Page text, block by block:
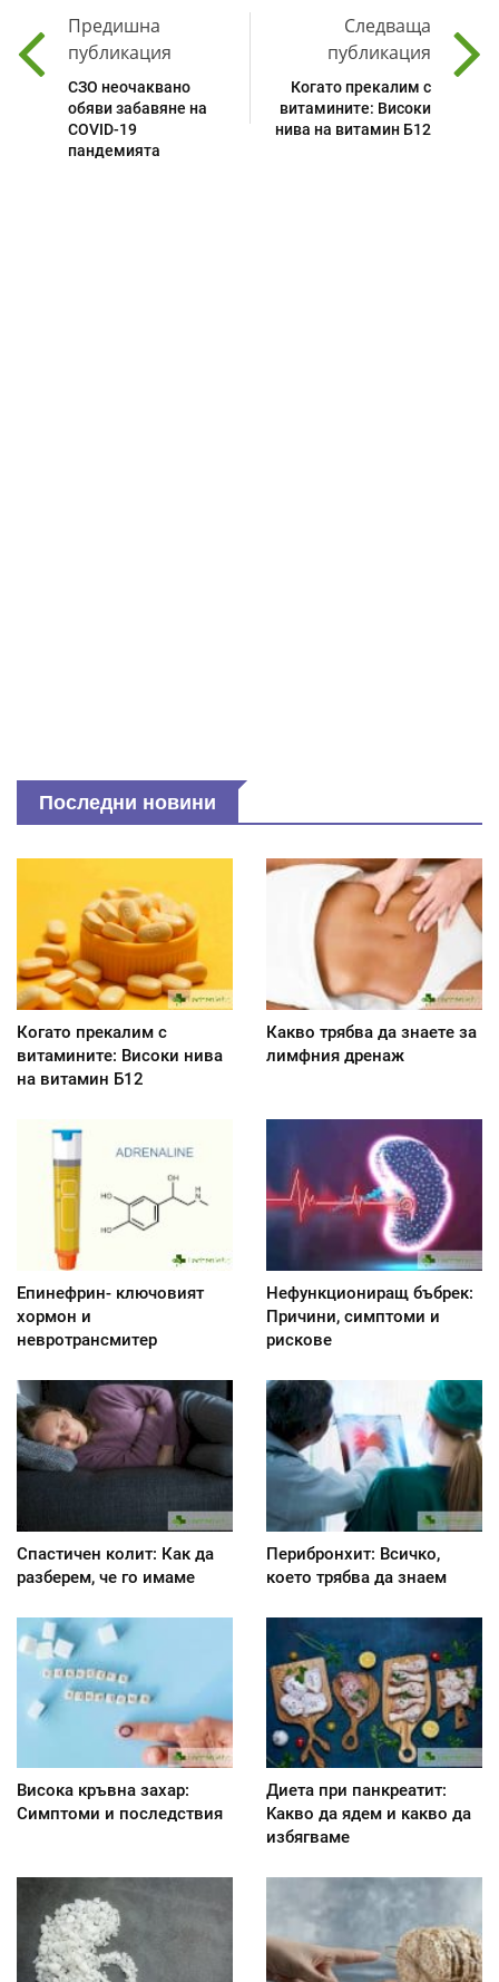
Предишна
публикация
СЗО неочаквано
обяви забавяне на
COVID-19
пандемията
Следваща
публикация
Когато прекалим с
витамините: Високи
нива на витамин Б12
Последни новини
Когато прекалим с
витамините: Високи нива
на витамин Б12
Какво трябва да знаете за
лимфния дренаж
Епинефрин- ключовият
хормон и
невротрансмитер
Нефункциониращ бъбрек:
Причини, симптоми и
рискове
Спастичен колит: Как да
разберем, че го имаме
Перибронхит: Всичко,
което трябва да знаем
Висока кръвна захар:
Симптоми и последствия
Диета при панкреатит:
Kакво да ядем и какво да
избягваме